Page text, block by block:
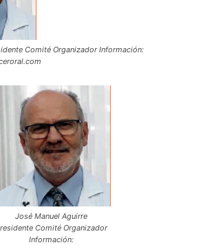
Comité Organizador Información:
José Manuel Aguirre
Comité Organizador
Información: